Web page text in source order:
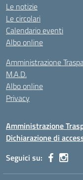
Le notizie
Le circolari
Calendario eventi
Albo online
Amministrazione
M.A.D.
Albo online
Privacy
Amministrazione
Dichiarazione di
Seguici su: